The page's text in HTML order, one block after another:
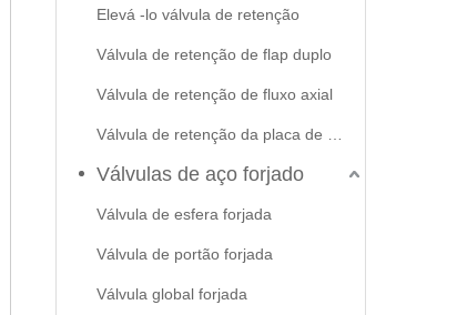
Elevá -lo válvula de retenção
Válvula de retenção de flap duplo
Válvula de retenção de fluxo axial
Válvulas de aço forjado
Válvula de esfera forjada
Válvula de portão forjada
Válvula global forjada